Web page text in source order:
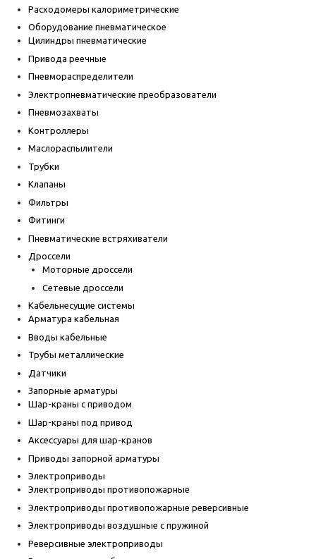
Расходомеры калориметрические
Оборудование пневматическое
Цилиндры пневматические
Привода реечные
Пневмораспределители
Электропневматические преобразователи
Пневмозахваты
Контроллеры
Маслораспылители
Трубки
Клапаны
Фильтры
Фитинги
Пневматические встряхиватели
Дроссели
Моторные дроссели
Сетевые дроссели
Кабельнесущие системы
Арматура кабельная
Вводы кабельные
Трубы металлические
Датчики
Запорные арматуры
Шар-краны с приводом
Шар-краны под привод
Аксессуары для шар-кранов
Приводы запорной арматуры
Электроприводы
Электроприводы противопожарные
Электроприводы противопожарные реверсивные
Электроприводы воздушные с пружиной
Реверсивные электроприводы